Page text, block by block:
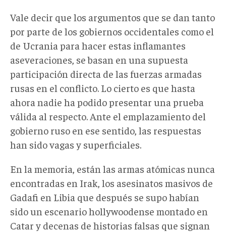
Vale decir que los argumentos que se dan tanto
por parte de los gobiernos occidentales como el
de Ucrania para hacer estas inflamantes
aseveraciones, se basan en una supuesta
participación directa de las fuerzas armadas
rusas en el conflicto. Lo cierto es que hasta
ahora nadie ha podido presentar una prueba
válida al respecto. Ante el emplazamiento del
gobierno ruso en ese sentido, las respuestas
han sido vagas y superficiales.
En la memoria, están las armas atómicas nunca
encontradas en Irak, los asesinatos masivos de
Gadafi en Libia que después se supo habían
sido un escenario hollywoodense montado en
Catar y decenas de historias falsas que signan